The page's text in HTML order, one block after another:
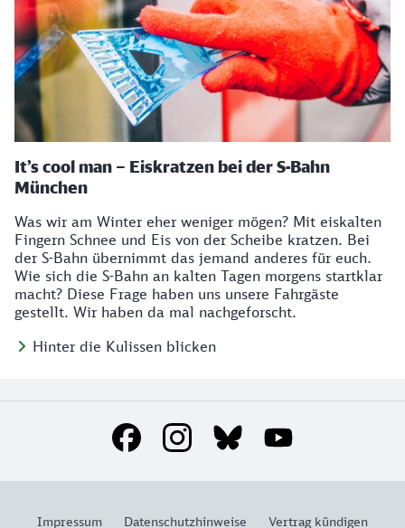
It’s cool man – Eiskratzen bei der S-Bahn
München
Was wir am Winter eher weniger mögen? Mit eiskalten
Fingern Schnee und Eis von der Scheibe kratzen. Bei
der S-Bahn übernimmt das jemand anderes für euch.
Wie sich die S-Bahn an kalten Tagen morgens startklar
macht? Diese Frage haben uns unsere Fahrgäste
gestellt. Wir haben da mal nachgeforscht.
Hinter die Kulissen blicken
Social Media Links
Impressum Datenschutzhinweise Vertrag kündigen